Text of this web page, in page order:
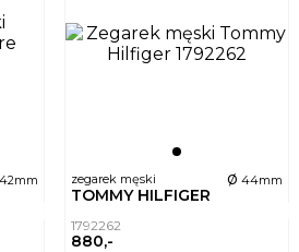
42mm zegarek męski ø 44mm
TOMMY HILFIGER
1792262
880,-